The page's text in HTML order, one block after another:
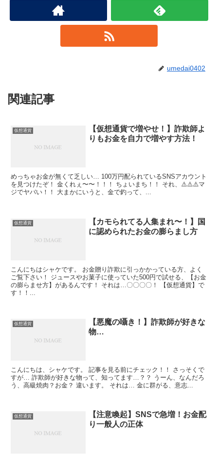
umedai0402
関連記事
仮想通貨
【仮想通貨で増やせ！】詐欺師よ
りもお金を自力で増やす方法！
めっちゃお金が無くて乏しい… 100万円配られているSNSアカウント
を見つけたぞ！ 金くれぇ〜〜！！！ ちょいまち！！ それ、⚠️⚠️⚠️マ
ジでヤバい！！ 大まかにいうと、金で釣って、...
仮想通貨
【カモられてる人集まれ〜！】国
に認められたお金の膨らまし方
こんにちはシャケです。 お金贈り詐欺に引っかかっている方、よく
ご覧下さい！ ジュースやお菓子に使っていた500円で試せる、【お金
の膨らませ方】があるんです！ それは…〇〇〇〇！ 【仮想通貨】で
す！！...
仮想通貨
【悪魔の囁き！】詐欺師が好きな
物…
こんにちは、シャケです。 記事を見る前にチェック！！ さっそくで
すが… 詐欺師が好きな物って、知ってます…？？ うーん、なんだろ
う、高級焼肉？お金？ 違います。 それは… 金に群がる、意志...
仮想通貨
【注意喚起】SNSで急増！お金配
り一般人の正体